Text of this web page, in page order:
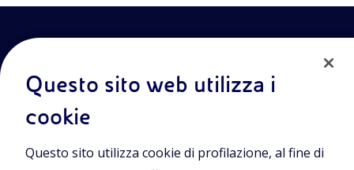
Entra nel mondo Eniscuola.Scopri gli strumenti e le
metodologie innovative per la didattica e naviga tra contenuti
Questo sito web utilizza i
cookie
Questo sito utilizza cookie di profilazione, al fine di